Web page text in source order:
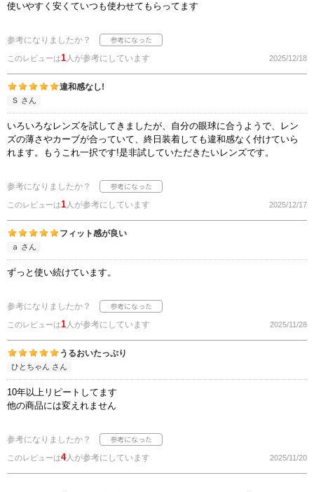
使いやすく安くていつも使わせてもらってます
参考になりましたか？
このレビューは1人が参考にしています 2025/12/18
違和感なし!
Ｓ さん
いろいろなレンズを試してきましたが、自分の眼球に合うようで、レン
ズの薄さやカーブが合っていて、終日装着しても違和感なく付けていら
れます。もうこれ一択です!是非試していただきたいレンズです。
参考になりましたか？
このレビューは1人が参考にしています 2025/12/17
フィット感が良い
ａ さん
ずっと使い続けています。
参考になりましたか？
このレビューは1人が参考にしています 2025/11/28
うるおいたっぷり
ひとちゃん さん
10年以上リピートしてます
他の商品には変えれません
参考になりましたか？
このレビューは4人が参考にしています 2025/11/20